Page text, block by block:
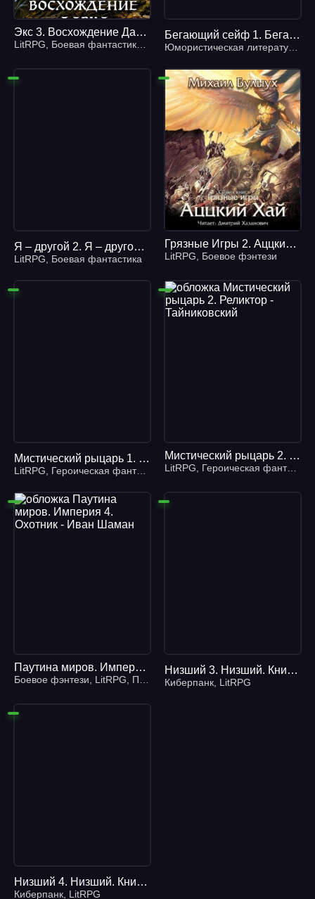
Экс 3. Восхождение Дарка - Артем Каменистый
LitRPG Боевая фантастика Героическая фантастика
Бегающий сейф 1. Бегающий сейф - Сергей Вишневский
Я – другой 2. Я – другой. Книга 2 - Денис Деев
LitRPG Боевая фантастика
Грязные Игры 2. Аццкий Хай Михаил Булыух
LitRPG Боевое фэнтези
Мистический рыцарь 1. Мистический рыцарь - Тайниковский
LitRPG Героическая фантастика ,Боевое фэнтези,
Мистический рыцарь 2. Реликтор - Тайниковский
LitRPG Героическая фантастика
Паутина миров. Империя 4. Охотник - Иван Шаман
Боевое фэнтези LitRPG Попаданцы
Низший 3. Низший. Книга 3 - Дем Михайлов
Киберпанк LitRPG
Низший 4. Низший. Книга 4 - Дем Михайлов
Киберпанк LitRPG